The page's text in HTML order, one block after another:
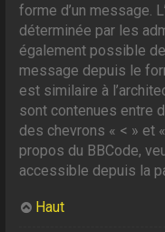
forme d’un message.
déterminée par les
également possible
message depuis le
est similaire à
sont contenues entre
des chevrons « < » et
propos du BBCode,
accessible depuis la
Haut